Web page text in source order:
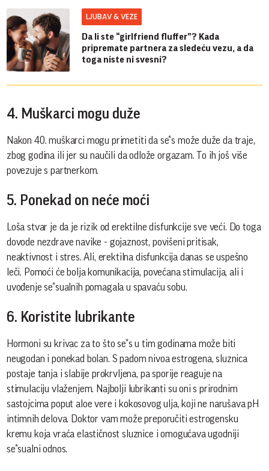
LJUBAV & VEZE
Da li ste “girlfriend fluffer”? Kada
pripremate partnera za sledeću vezu, a da
toga niste ni svesni?
4. Muškarci mogu duže
Nakon 40. muškarci mogu primetiti da se*s može duže da traje,
zbog godina ili jer su naučili da odlože orgazam. To ih još više
povezuje s partnerkom.
5. Ponekad on neće moći
Loša stvar je da je rizik od erektilne disfunkcije sve veći. Do toga
dovode nezdrave navike - gojaznost, povišeni pritisak,
neaktivnost i stres. Ali, erektilna disfunkcija danas se uspešno
leči. Pomoći će bolja komunikacija, povećana stimulacija, ali i
uvođenje se*sualnih pomagala u spavaću sobu.
6. Koristite lubrikante
Hormoni su krivac za to što se*s u tim godinama može biti
neugodan i ponekad bolan. S padom nivoa estrogena, sluznica
postaje tanja i slabije prokrvljena, pa sporije reaguje na
stimulaciju vlaženjem. Najbolji lubrikanti su oni s prirodnim
sastojcima poput aloe vere i kokosovog ulja, koji ne narušava pH
intimnih delova. Doktor vam može preporučiti estrogensku
kremu koja vraća elastičnost sluznice i omogućava ugodniji
se*sualni odnos.